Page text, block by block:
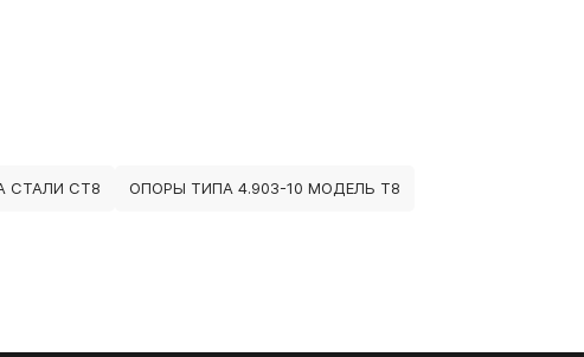
СТАЛИ СТ8 ОПОРЫ ТИПА 4.903-10 МОДЕЛЬ Т8